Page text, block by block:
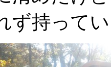
ず持って